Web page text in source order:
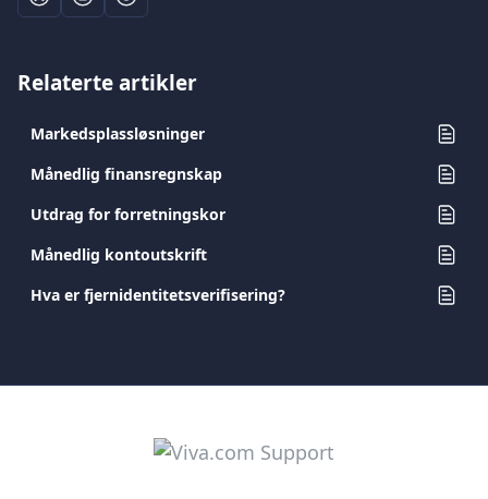
Relaterte artikler
Markedsplassløsninger
Månedlig finansregnskap
Utdrag for forretningskor
Månedlig kontoutskrift
Hva er fjernidentitetsverifisering?